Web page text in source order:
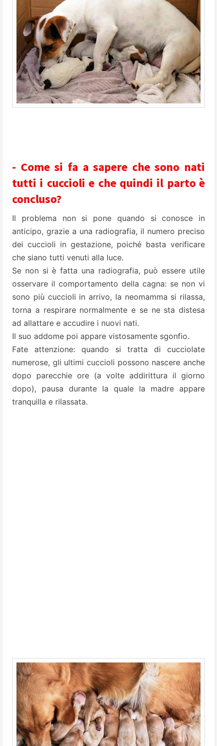
- Come si fa a sapere che sono nati
tutti i cuccioli e che quindi il parto è
concluso?
Il problema non si pone quando si conosce in
anticipo, grazie a una radiografia, il numero preciso
dei cuccioli in gestazione, poiché basta verificare
che siano tutti venuti alla luce.
Se non si è fatta una radiografia, può essere utile
osservare il comportamento della cagna: se non vi
sono più cuccioli in arrivo, la neomamma si rilassa,
torna a respirare normalmente e se ne sta distesa
ad allattare e accudire i nuovi nati.
Il suo addome poi appare vistosamente sgonfio.
Fate attenzione: quando si tratta di cucciolate
numerose, gli ultimi cuccioli possono nascere anche
dopo parecchie ore (a volte addirittura il giorno
dopo), pausa durante la quale la madre appare
tranquilla e rilassata.